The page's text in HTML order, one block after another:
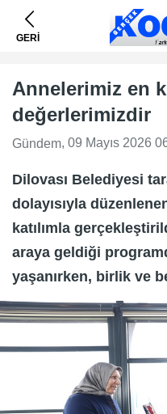
GERİ
Annelerimiz en
değerlerimizdir
Gündem, 09 Mayıs 2026
Dilovası Belediyesi
dolayısıyla
katılımla
araya geldiği
yaşanırken, birlik ve